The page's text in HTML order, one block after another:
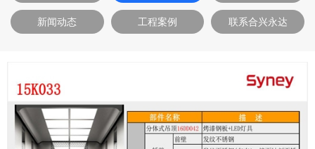
新闻动态 工程案例 联系合兴永达